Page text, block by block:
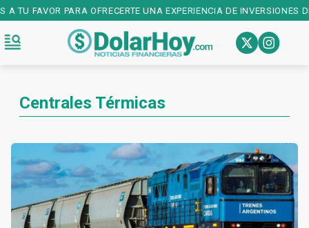
FAVOR PARA OFRECERTE UNA EXPERIENCIA DE INVERSIONES
Centrales Térmicas